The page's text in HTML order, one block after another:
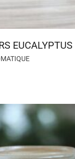
EUCALYPTUS